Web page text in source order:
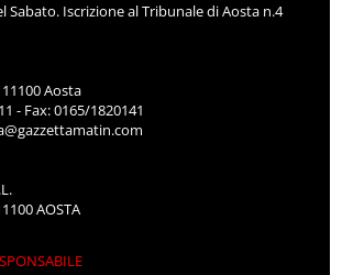
Sabato. Iscrizione al Tribunale di Aosta n.4
Aosta
- Fax: 0165/1820141
AOSTA